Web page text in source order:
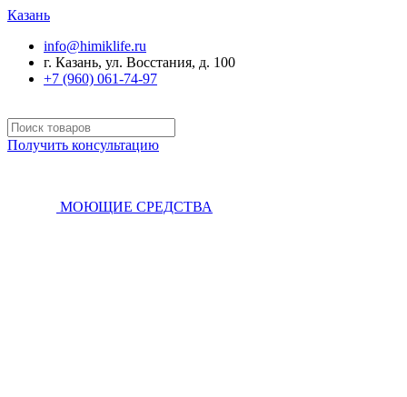
Казань
info@himiklife.ru
г. Казань, ул. Восстания, д. 100
+7 (960) 061-74-97
Получить консультацию
МОЮЩИЕ СРЕДСТВА